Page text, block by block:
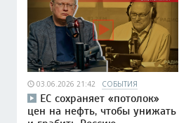
03.06.2026 21:42 СОБЫТИЯ
ЕС сохраняет «потолок»
цен на нефть, чтобы унижать